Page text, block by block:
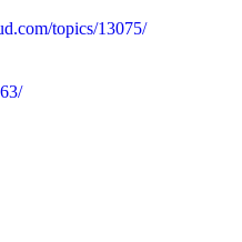
topics/13075/